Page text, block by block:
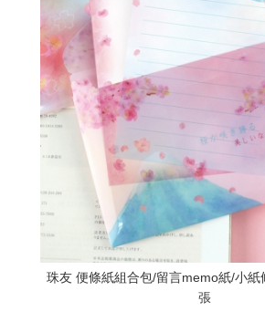
珠友 便條紙組合包/留言memo紙/小紙
張